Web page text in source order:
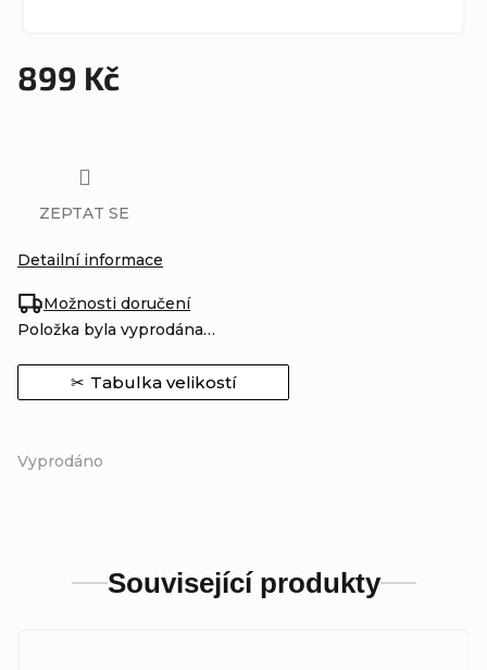
899 Kč
Vyprodáno
Možnosti doručení
Položka byla vyprodána…
Tabulka velikostí
Detailní informace
ZEPTAT SE
Související produkty